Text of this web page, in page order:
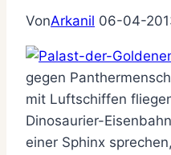
VonArkanil 06-04-
gegen
mit Luftschiffen
Dinosaurier-
einer Sphinx